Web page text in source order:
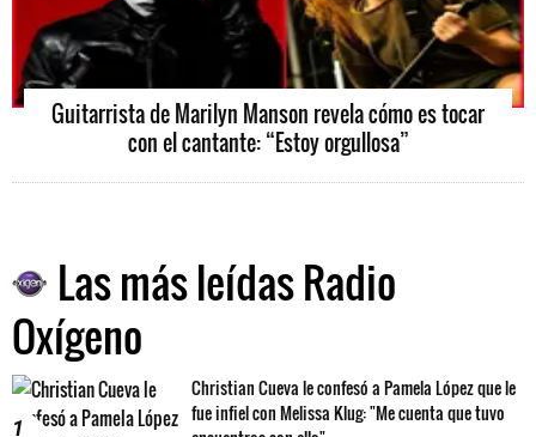
Guitarrista de Marilyn Manson revela cómo es tocar
con el cantante: “Estoy orgullosa”
Las más leídas Radio
Oxígeno
1
Christian Cueva le confesó a Pamela López que le
fue infiel con Melissa Klug: "Me cuenta que tuvo